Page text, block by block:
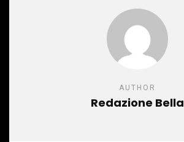
AUTHOR
Redazione Bella